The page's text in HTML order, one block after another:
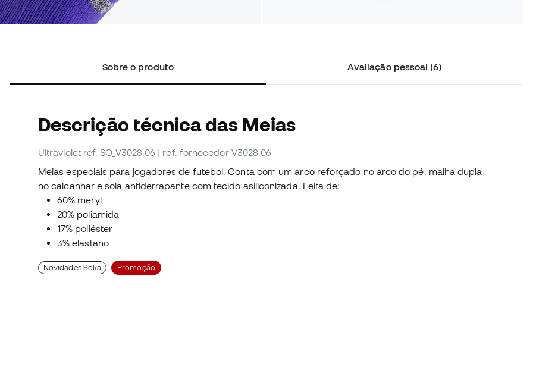
Sobre o produto Avaliação pessoal (6)
Descrição técnica das Meias
Ultraviolet ref. SO_V3028.06 | ref. fornecedor V3028.06
Meias especiais para jogadores de futebol. Conta com um arco reforçado no arco do pé, malha dupla
no calcanhar e sola antiderrapante com tecido asiliconizada. Feita de:
60% meryl
20% poliamida
17% poliéster
3% elastano
Novidades Soka Promoção